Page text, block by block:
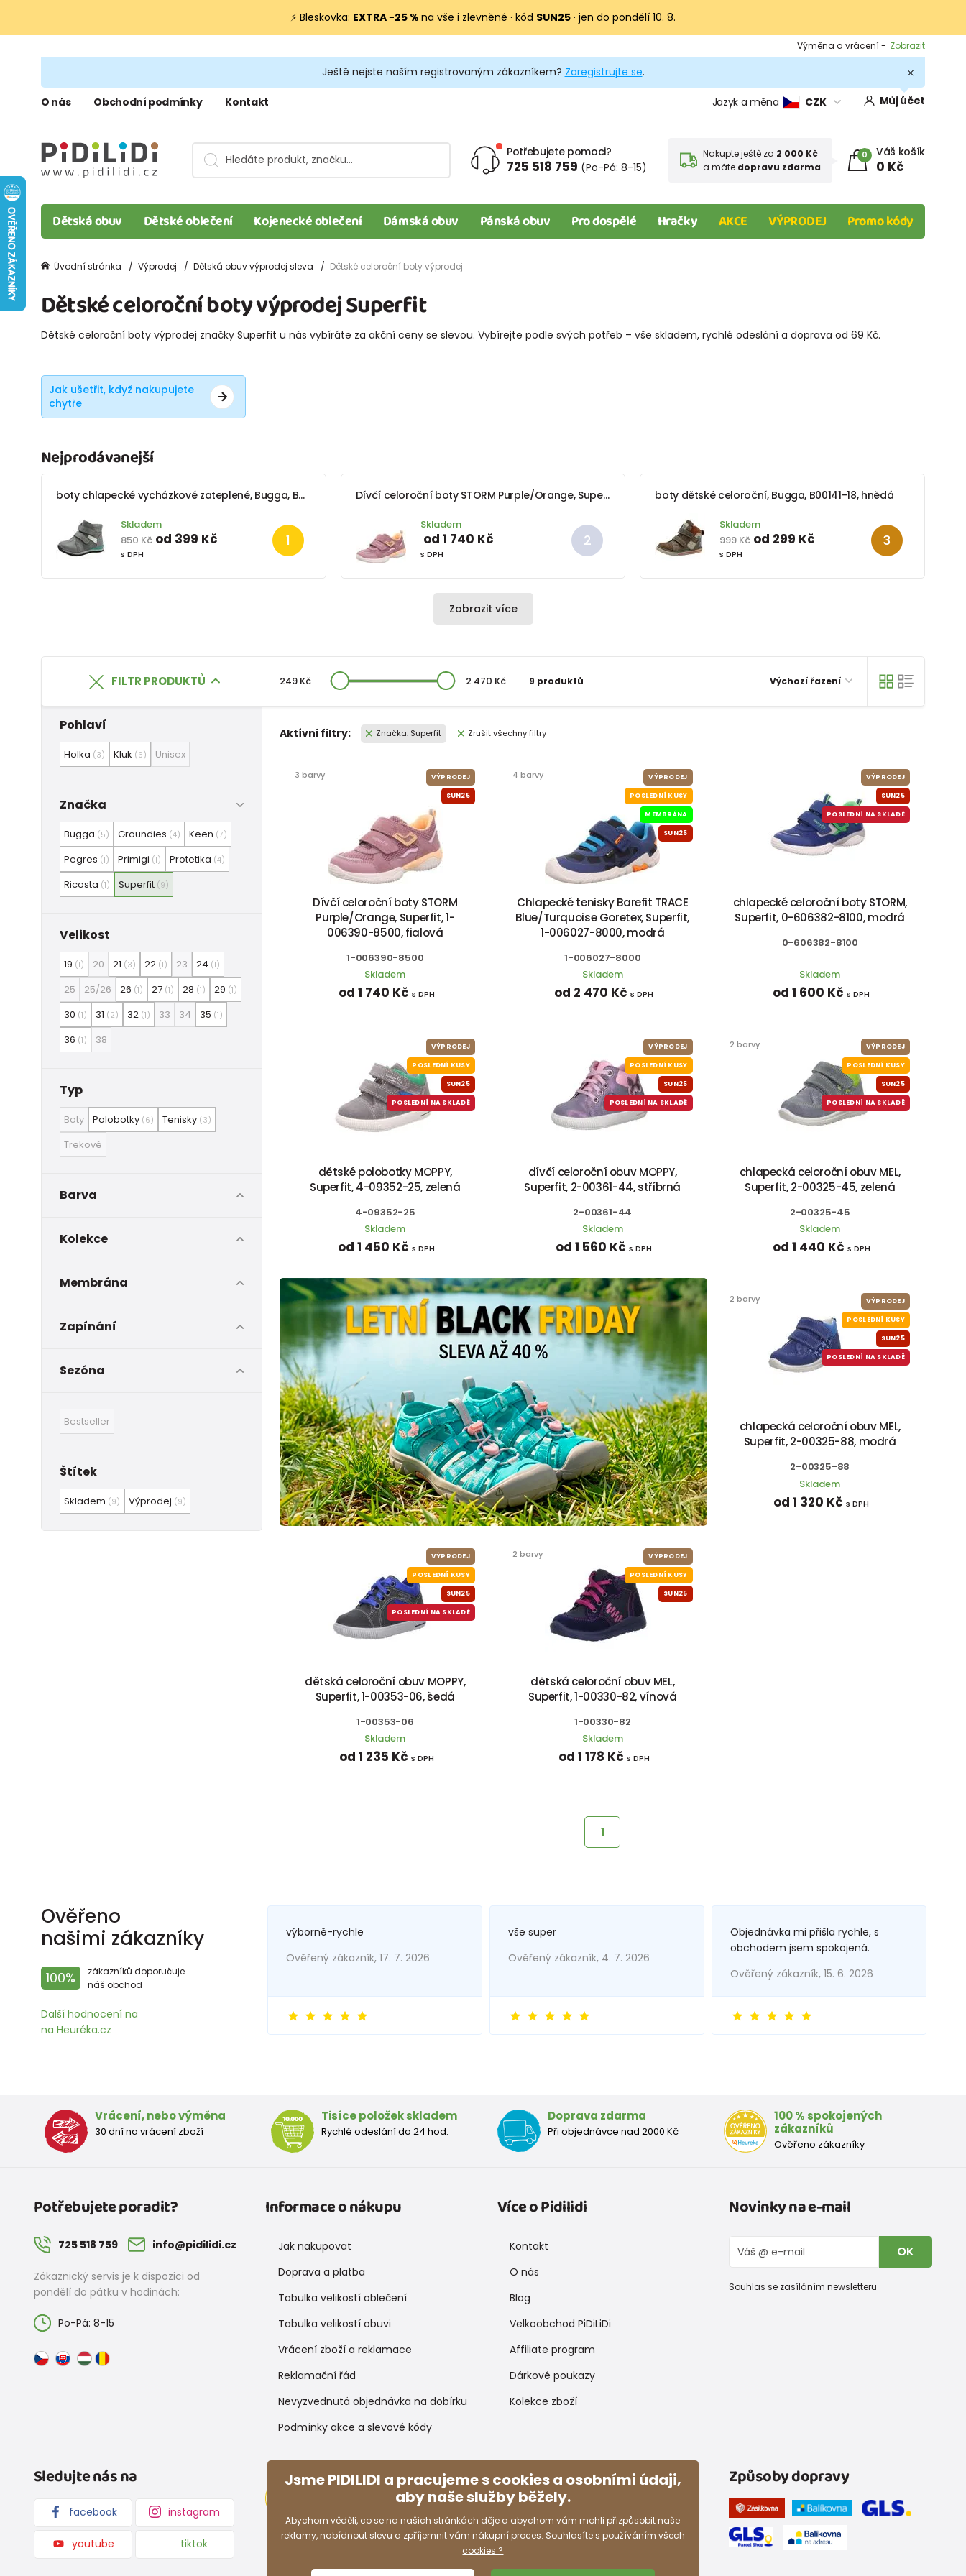
⚡ Bleskovka: EXTRA −25 % na vše i zlevněné · kód SUN25 · jen do pondělí 10. 8.
Výměna a vrácení - Zobrazit
Podmínky
Ještě nejste naším registrovaným zákazníkem? Zaregistrujte se.
O nás Obchodní podmínky Kontakt Jazyk a měna CZK Můj účet
Potřebujete pomoci?
725 518 759 (Po-Pá: 8-15)
Nakupte ještě za 2 000 Kč
a máte dopravu zdarma
0 Váš košík
0 Kč
Dětská obuv Dětské oblečení Kojenecké oblečení Dámská obuv Pánská obuv Pro dospělé Hračky AKCE VÝPRODEJ Promo kódy
Úvodní stránka Výprodej Dětská obuv výprodej sleva Dětské celoroční boty výprodej
Dětské celoroční boty výprodej Superfit
Dětské celoroční boty výprodej značky Superfit u nás vybíráte za akční ceny se slevou. Vybírejte podle svých potřeb – vše skladem, rychlé odeslání a doprava od 69 Kč.
Jak ušetřit, když nakupujete
chytře
Nejprodávanejší
boty chlapecké vycházkové zateplené, Bugga, B00135-09, šedá
Skladem
850 Kč od 399 Kč
s DPH
Dívčí celoroční boty STORM Purple/Orange, Superfit, 1-006390-8500, fialová
Skladem
od 1 740 Kč
s DPH
boty dětské celoroční, Bugga, B00141-18, hnědá
Skladem
999 Kč od 299 Kč
s DPH
Zobrazit více
FILTR PRODUKTŮ 9 produktů Výchozí řazení
Pohlaví
Holka (3) Kluk (6) Unisex
Značka
Bugga (5) Groundies (4) Keen (7)
Pegres (1) Primigi (1) Protetika (4)
Ricosta (1) Superfit (9)
Velikost
19 (1) 20 21 (3) 22 (1) 23 24 (1)
25 25/26 26 (1) 27 (1) 28 (1) 29 (1)
30 (1) 31 (2) 32 (1) 33 34 35 (1)
36 (1) 38
Typ
Boty Polobotky (6) Tenisky (3)
Trekové
Barva
Kolekce
Membrána
Zapínání
Sezóna
Bestseller
Štítek
Skladem (9) Výprodej (9)
249 Kč 2 470 Kč
Aktívni filtry: Značka: Superfit Zrušit všechny filtry
3 barvy VÝPRODEJ
SUN25
Dívčí celoroční boty STORM
Purple/Orange, Superfit, 1-
006390-8500, fialová
1-006390-8500
Skladem
od 1 740 Kč s DPH
4 barvy VÝPRODEJ
POSLEDNÍ KUSY
MEMBRÁNA
SUN25
Chlapecké tenisky Barefit TRACE
Blue/Turquoise Goretex, Superfit,
1-006027-8000, modrá
1-006027-8000
Skladem
od 2 470 Kč s DPH
VÝPRODEJ
SUN25
POSLEDNÍ NA SKLADĚ
chlapecké celoroční boty STORM,
Superfit, 0-606382-8100, modrá
0-606382-8100
Skladem
od 1 600 Kč s DPH
VÝPRODEJ
POSLEDNÍ KUSY
SUN25
POSLEDNÍ NA SKLADĚ
dětské polobotky MOPPY,
Superfit, 4-09352-25, zelená
4-09352-25
Skladem
od 1 450 Kč s DPH
VÝPRODEJ
POSLEDNÍ KUSY
SUN25
POSLEDNÍ NA SKLADĚ
dívčí celoroční obuv MOPPY,
Superfit, 2-00361-44, stříbrná
2-00361-44
Skladem
od 1 560 Kč s DPH
2 barvy VÝPRODEJ
POSLEDNÍ KUSY
SUN25
POSLEDNÍ NA SKLADĚ
chlapecká celoroční obuv MEL,
Superfit, 2-00325-45, zelená
2-00325-45
Skladem
od 1 440 Kč s DPH
2 barvy VÝPRODEJ
POSLEDNÍ KUSY
SUN25
POSLEDNÍ NA SKLADĚ
chlapecká celoroční obuv MEL,
Superfit, 2-00325-88, modrá
2-00325-88
Skladem
od 1 320 Kč s DPH
VÝPRODEJ
POSLEDNÍ KUSY
SUN25
POSLEDNÍ NA SKLADĚ
dětská celoroční obuv MOPPY,
Superfit, 1-00353-06, šedá
1-00353-06
Skladem
od 1 235 Kč s DPH
2 barvy VÝPRODEJ
POSLEDNÍ KUSY
SUN25
dětská celoroční obuv MEL,
Superfit, 1-00330-82, vínová
1-00330-82
Skladem
od 1 178 Kč s DPH
1
Ověřeno
našimi zákazníky
100%
zákazníků doporučuje
náš obchod
Další hodnocení na
na Heuréka.cz
výborně-rychle
Ověřený zákazník, 17. 7. 2026
vše super
Ověřený zákazník, 4. 7. 2026
Objednávka mi přišla rychle, s
obchodem jsem spokojená.
Ověřený zákazník, 15. 6. 2026
Vrácení, nebo výměna
30 dní na vrácení zboží
Tisíce položek skladem
Rychlé odeslání do 24 hod.
Doprava zdarma
Při objednávce nad 2000 Kč
100 % spokojených
zákazníků
Ověřeno zákazníky
Potřebujete poradit?
725 518 759 info@pidilidi.cz
Zákaznický servis je k dispozici od
pondělí do pátku v hodinách:
Po-Pá: 8-15
Informace o nákupu
Jak nakupovat
Doprava a platba
Tabulka velikostí oblečení
Tabulka velikostí obuvi
Vrácení zboží a reklamace
Reklamační řád
Nevyzvednutá objednávka na dobírku
Podmínky akce a slevové kódy
Více o Pidilidi
Kontakt
O nás
Blog
Velkoobchod PiDiLiDi
Affiliate program
Dárkové poukazy
Kolekce zboží
Novinky na e-mail
OK
Souhlas se zasíláním newsletteru
Sledujte nás na
facebook instagram
youtube tiktok
Způsoby platby Způsoby dopravy
Jsme PIDILIDI a pracujeme s cookies a osobními údaji,
aby naše služby běžely.
Abychom věděli, co se na našich stránkách děje a abychom vám mohli přizpůsobit naše
reklamy, nabídnout slevu a zpříjemnit vám nákupní proces. Souhlasíte s používáním všech
cookies ?